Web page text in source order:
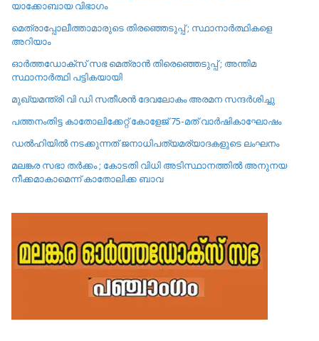
യാക്കോബായ വിഭാഗം
മെത്രാപ്പോലീത്താമാരുടെ തിരഞ്ഞെടുപ്പ് ; സ്ഥാനാർത്ഥികളെ
അറിയാം
ഓർത്തഡോക്സ് സഭ മെത്രാൻ തിരെഞ്ഞെടുപ്പ് ; അന്തിമ
സ്ഥാനാർത്ഥി പട്ടികയായി
മുഖ്യമന്ത്രി വി ഡി സതീശൻ ദേവലോകം അരമന സന്ദർശിച്ചു
പത്തനംതിട്ട കാതോലിക്കേറ്റ്‌ കോളേജ്‌ 75-മത് വാർഷികാഘോഷം
ഡൽഹിയിൽ നടക്കുന്നത് ജനാധിപത്യമര്യാദകളുടെ ലംഘനം
മലങ്കര സഭാ തർക്കം ; കോടതി വിധി അടിസ്ഥാനത്തിൽ അനുനയ
നീക്കമാകാമെന്ന് കാതോലിക്ക ബാവ